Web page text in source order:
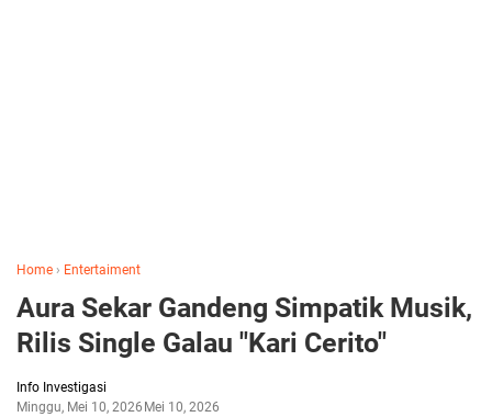
Home › Entertaiment
Aura Sekar Gandeng Simpatik Musik,
Rilis Single Galau "Kari Cerito"
Info Investigasi
Minggu, Mei 10, 2026 Mei 10, 2026